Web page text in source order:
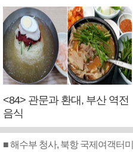
<84> 관문과 환대, 부산 역전
음식
■ 해수부 청사, 북항 국제여객터